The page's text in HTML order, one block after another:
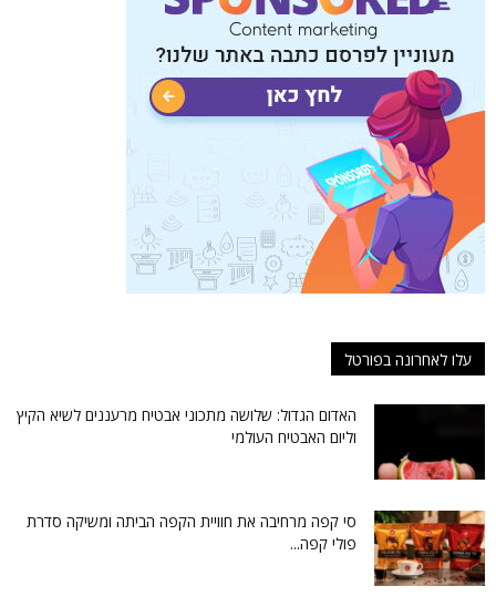
עלו לאחרונה בפורטל
האדום הגדול: שלושה מתכוני אבטיח מרעננים לשיא הקיץ
וליום האבטיח העולמי
סי קפה מרחיבה את חוויית הקפה הביתה ומשיקה סדרת
פולי קפה...